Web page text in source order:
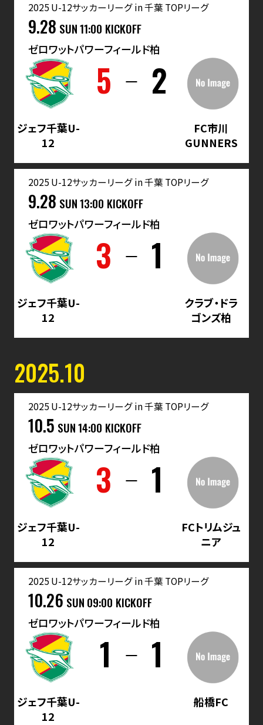
2025 U-12サッカーリーグ in 千葉 TOPリーグ
9.28 SUN11:00 KICKOFF
ゼロワットパワーフィールド柏
ジェフ千葉U-
12
5 2
FC市川
GUNNERS
2025 U-12サッカーリーグ in 千葉 TOPリーグ
9.28 SUN13:00 KICKOFF
ゼロワットパワーフィールド柏
ジェフ千葉U-
12
3 1
クラブ・ドラ
ゴンズ柏
2025.10
2025 U-12サッカーリーグ in 千葉 TOPリーグ
10.5 SUN14:00 KICKOFF
ゼロワットパワーフィールド柏
ジェフ千葉U-
12
3 1
FCトリムジュ
ニア
2025 U-12サッカーリーグ in 千葉 TOPリーグ
10.26 SUN 09:00 KICKOFF
ゼロワットパワーフィールド柏
ジェフ千葉U-
12
1 1
船橋FC